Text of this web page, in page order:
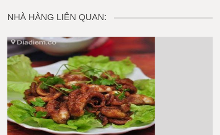
NHÀ HÀNG LIÊN QUAN: